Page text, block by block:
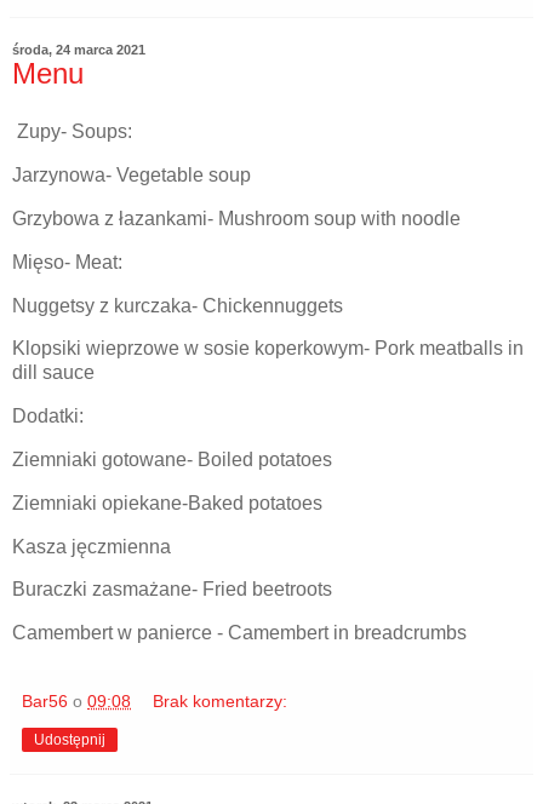
środa, 24 marca 2021
Menu
Zupy- Soups:
Jarzynowa- Vegetable soup
Grzybowa z łazankami- Mushroom soup with noodle
Mięso- Meat:
Nuggetsy z kurczaka- Chickennuggets
Klopsiki wieprzowe w sosie koperkowym- Pork meatballs in
dill sauce
Dodatki:
Ziemniaki gotowane- Boiled potatoes
Ziemniaki opiekane-Baked potatoes
Kasza jęczmienna
Buraczki zasmażane- Fried beetroots
Camembert w panierce - Camembert in breadcrumbs
Bar56 o 09:08 Brak komentarzy:
Udostępnij